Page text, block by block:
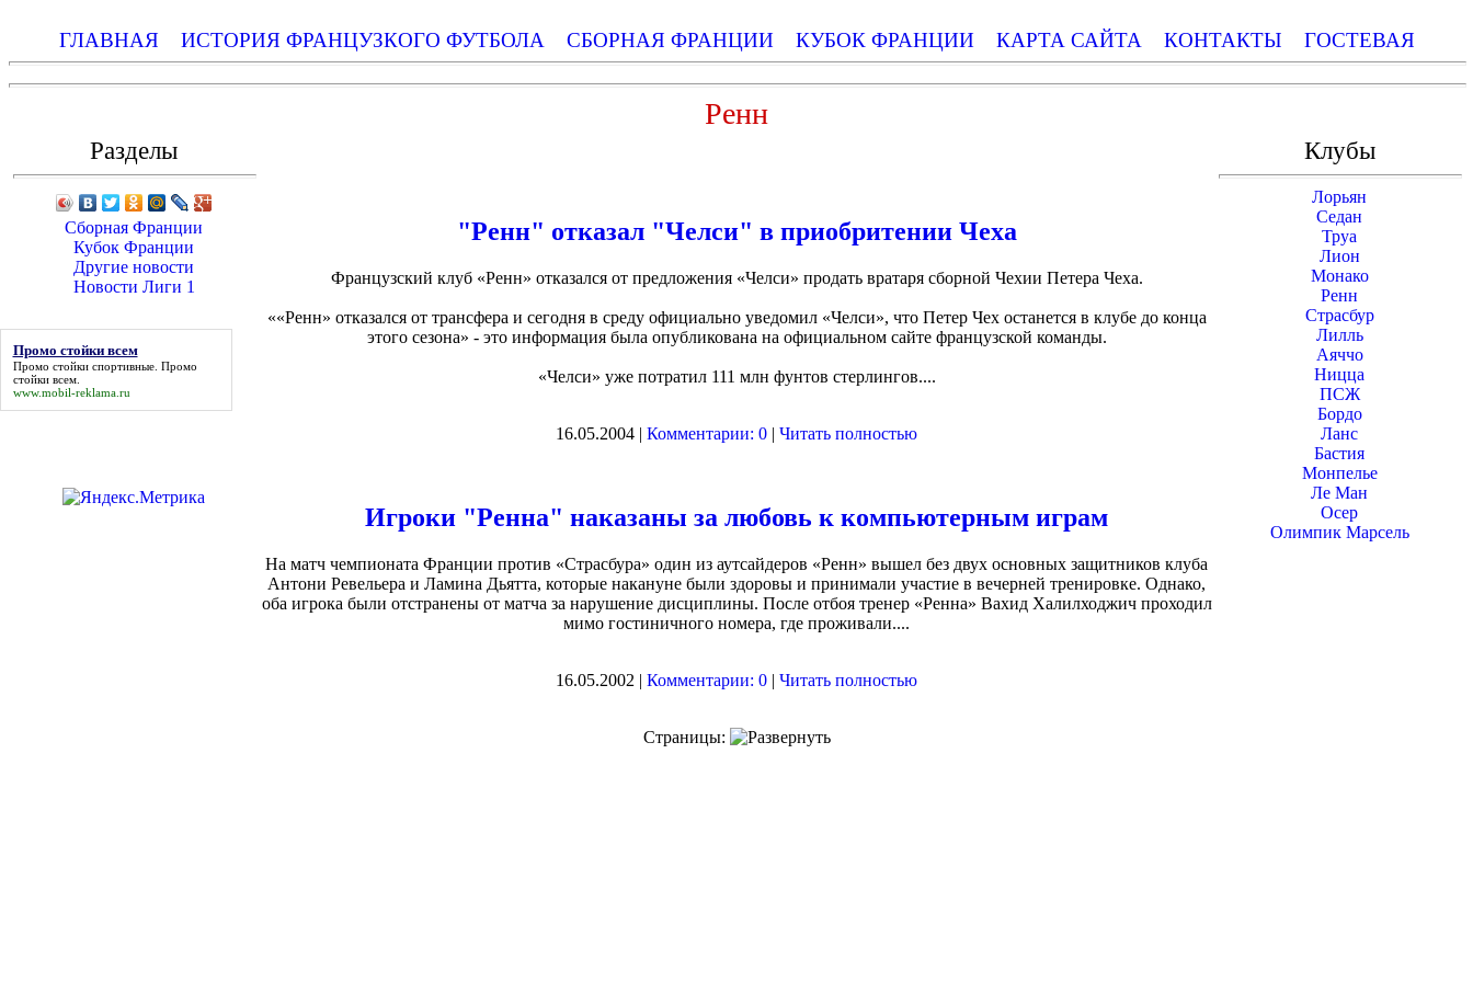
ГЛАВНАЯ ИСТОРИЯ ФРАНЦУЗКОГО ФУТБОЛА СБОРНАЯ ФРАНЦИИ КУБОК ФРАНЦИИ КАРТА САЙТА КОНТАКТЫ ГОСТЕВАЯ
Ренн
Разделы
Сборная Франции
Кубок Франции
Другие новости
Новости Лиги 1
"Ренн" отказал "Челси" в приобритении Чеха
Французский клуб «Ренн» отказался от предложения «Челси» продать вратаря сборной Чехии Петера Чеха.
««Ренн» отказался от трансфера и сегодня в среду официально уведомил «Челси», что Петер Чех останется в клубе до конца
этого сезона» - это информация была опубликована на официальном сайте французской команды.
«Челси» уже потратил 111 млн фунтов стерлингов....
16.05.2004 | Комментарии: 0 | Читать полностью
Игроки "Ренна" наказаны за любовь к компьютерным играм
На матч чемпионата Франции против «Страсбура» один из аутсайдеров «Ренн» вышел без двух основных защитников клуба
Антони Ревельера и Ламина Дьятта, которые накануне были здоровы и принимали участие в вечерней тренировке. Однако,
оба игрока были отстранены от матча за нарушение дисциплины. После отбоя тренер «Ренна» Вахид Халилходжич проходил
мимо гостиничного номера, где проживали....
16.05.2002 | Комментарии: 0 | Читать полностью
Страницы:
Промо стойки всем
Промо стойки спортивные. Промо
стойки всем.
www.mobil-reklama.ru
Клубы
Лорьян
Седан
Труа
Лион
Монако
Ренн
Страсбур
Лилль
Аяччо
Ницца
ПСЖ
Бордо
Ланс
Бастия
Монпелье
Ле Ман
Осер
Олимпик Марсель